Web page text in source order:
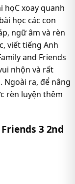
họC xoay quanh
học các con
ngữ âm và rèn
viết tiếng Anh
and Friends
nhộn và rất
Ngoài ra, để nâng
rèn luyện thêm
3 2nd